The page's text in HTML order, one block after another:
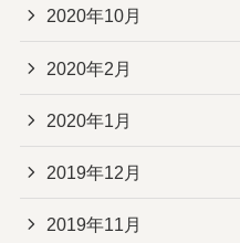
2020年10月
2020年2月
2020年1月
2019年12月
2019年11月